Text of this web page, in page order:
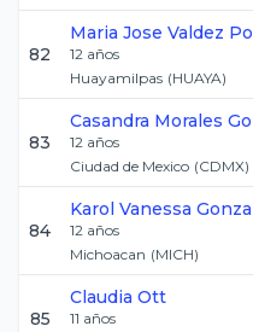
82
Maria Jose Valdez
12 años
Huayamilpas (HUAYA)
83
Casandra Morales
12 años
Ciudad de Mexico (CDMX)
84
Karol Vanessa
12 años
Michoacan (MICH)
85
Claudia Ott
11 años